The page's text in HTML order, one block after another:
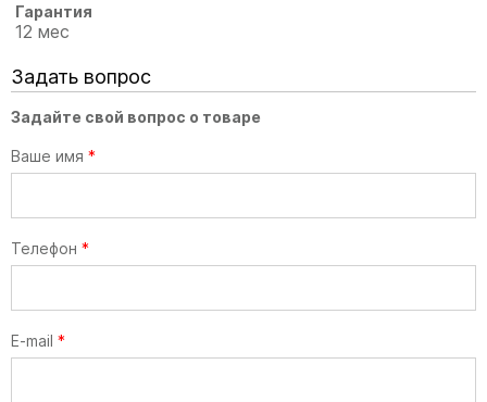
Гарантия
12 мес
Задать вопрос
Задайте свой вопрос о товаре
Ваше имя *
Телефон *
E-mail *